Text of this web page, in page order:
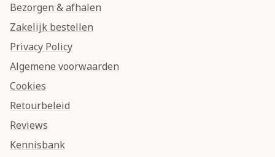
Bezorgen & afhalen
Zakelijk bestellen
Privacy Policy
Algemene voorwaarden
Cookies
Retourbeleid
Reviews
Kennisbank